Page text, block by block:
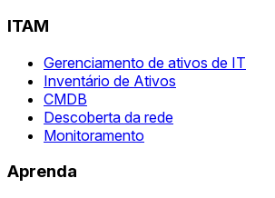
ITAM
Gerenciamento de ativos de IT
Inventário de Ativos
CMDB
Descoberta da rede
Monitoramento
Aprenda